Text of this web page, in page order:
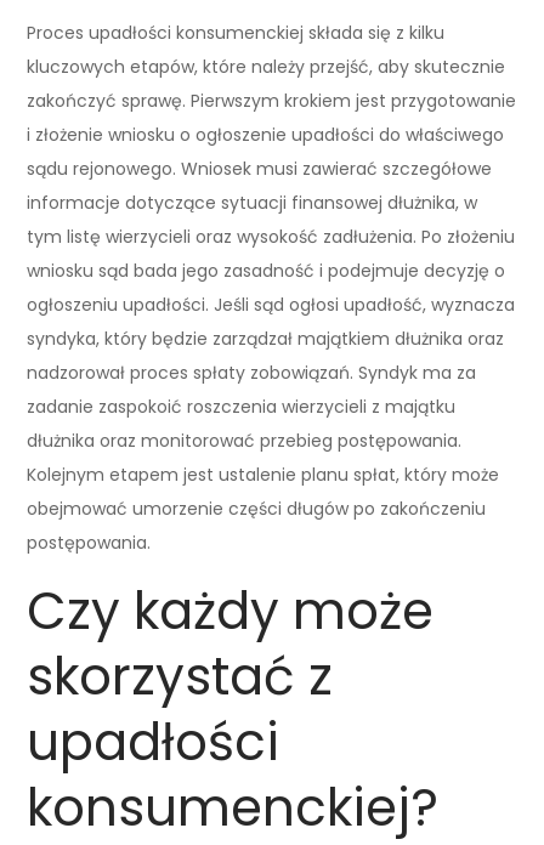
Proces upadłości konsumenckiej składa się z kilku
kluczowych etapów, które należy przejść, aby skutecznie
zakończyć sprawę. Pierwszym krokiem jest przygotowanie
i złożenie wniosku o ogłoszenie upadłości do właściwego
sądu rejonowego. Wniosek musi zawierać szczegółowe
informacje dotyczące sytuacji finansowej dłużnika, w
tym listę wierzycieli oraz wysokość zadłużenia. Po złożeniu
wniosku sąd bada jego zasadność i podejmuje decyzję o
ogłoszeniu upadłości. Jeśli sąd ogłosi upadłość, wyznacza
syndyka, który będzie zarządzał majątkiem dłużnika oraz
nadzorował proces spłaty zobowiązań. Syndyk ma za
zadanie zaspokoić roszczenia wierzycieli z majątku
dłużnika oraz monitorować przebieg postępowania.
Kolejnym etapem jest ustalenie planu spłat, który może
obejmować umorzenie części długów po zakończeniu
postępowania.
Czy każdy może
skorzystać z
upadłości
konsumenckiej?